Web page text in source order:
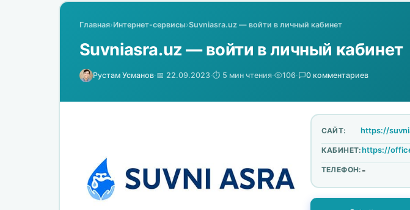
Главная›Интернет-сервисы›Suvniasra.uz — войти в личный кабинет
Suvniasra.uz — войти в личный кабинет
Рустам Усманов·📅 22.09.2023·⏱️ 5 мин чтения· 106· 0 комментариев
САЙТ: https://
КАБИНЕТ:
ТЕЛЕФОН: -